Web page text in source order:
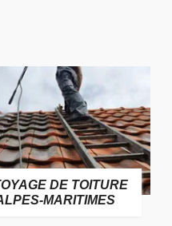
DE TOITURE
MARITIMES